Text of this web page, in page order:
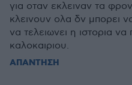
για οταν εκλειναν τα
κλεινουν ολα δν μπορει
να τελειωνει η ιστορια
καλοκαιριου.
ΑΠΑΝΤΗΣΗ